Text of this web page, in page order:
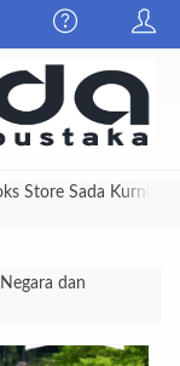
Store Sada Kurnia
dan